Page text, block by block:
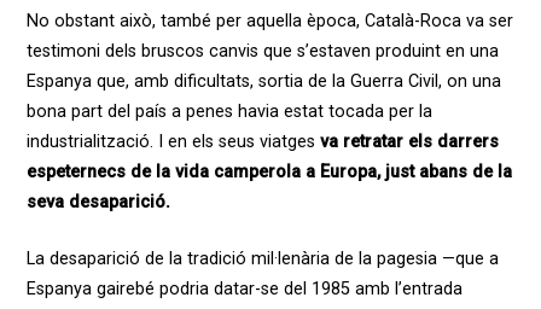
No obstant això, també per aquella època, Català-Roca va ser
testimoni dels bruscos canvis que s’estaven produint en una
Espanya que, amb dificultats, sortia de la Guerra Civil, on una
bona part del país a penes havia estat tocada per la
industrialització. I en els seus viatges va retratar els darrers
espeternecs de la vida camperola a Europa, just abans de la
seva desaparició.
La desaparició de la tradició mil·lenària de la pagesia —que a
Espanya gairebé podria datar-se del 1985 amb l’entrada